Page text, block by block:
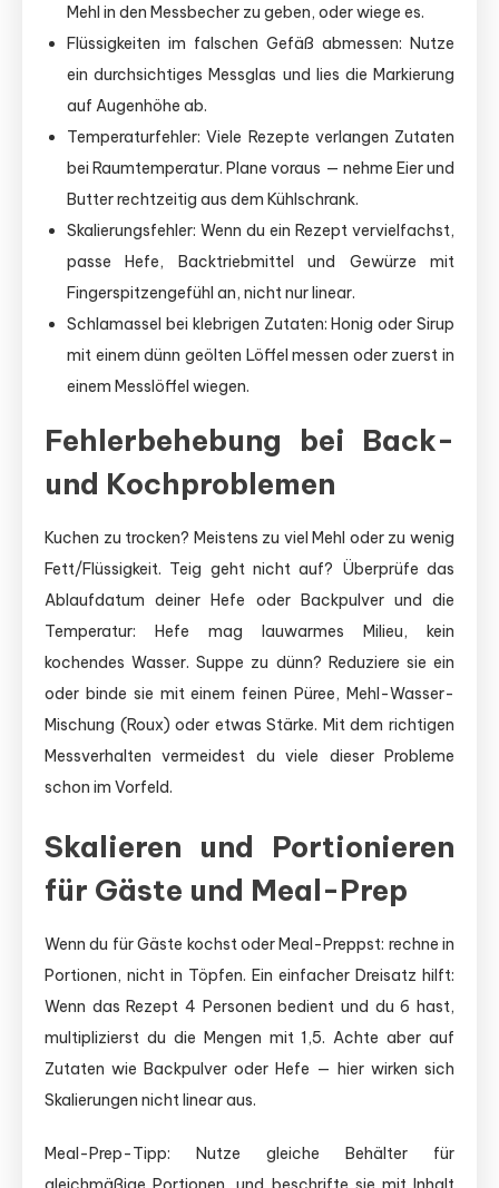
Mehl in den Messbecher zu geben, oder wiege es.
Flüssigkeiten im falschen Gefäß abmessen: Nutze
ein durchsichtiges Messglas und lies die Markierung
auf Augenhöhe ab.
Temperaturfehler: Viele Rezepte verlangen Zutaten
bei Raumtemperatur. Plane voraus — nehme Eier und
Butter rechtzeitig aus dem Kühlschrank.
Skalierungsfehler: Wenn du ein Rezept vervielfachst,
passe Hefe, Backtriebmittel und Gewürze mit
Fingerspitzengefühl an, nicht nur linear.
Schlamassel bei klebrigen Zutaten: Honig oder Sirup
mit einem dünn geölten Löffel messen oder zuerst in
einem Messlöffel wiegen.
Fehlerbehebung bei Back-
und Kochproblemen
Kuchen zu trocken? Meistens zu viel Mehl oder zu wenig
Fett/Flüssigkeit. Teig geht nicht auf? Überprüfe das
Ablaufdatum deiner Hefe oder Backpulver und die
Temperatur: Hefe mag lauwarmes Milieu, kein
kochendes Wasser. Suppe zu dünn? Reduziere sie ein
oder binde sie mit einem feinen Püree, Mehl-Wasser-
Mischung (Roux) oder etwas Stärke. Mit dem richtigen
Messverhalten vermeidest du viele dieser Probleme
schon im Vorfeld.
Skalieren und Portionieren
für Gäste und Meal-Prep
Wenn du für Gäste kochst oder Meal-Preppst: rechne in
Portionen, nicht in Töpfen. Ein einfacher Dreisatz hilft:
Wenn das Rezept 4 Personen bedient und du 6 hast,
multiplizierst du die Mengen mit 1,5. Achte aber auf
Zutaten wie Backpulver oder Hefe — hier wirken sich
Skalierungen nicht linear aus.
Meal-Prep-Tipp: Nutze gleiche Behälter für